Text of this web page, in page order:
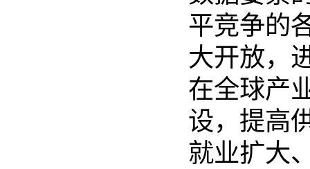
平竞争的
大开放，
在全球产
设，提高
就业扩大